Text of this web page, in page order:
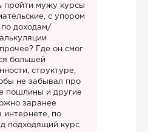
пройти мужу курсы
с упором
доходам/
Где он смог
большей
структуре,
не забывал про
пошлины и другие
заранее
интернете, по
подходящий курс